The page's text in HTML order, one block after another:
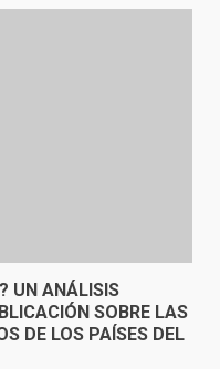
UN ANÁLISIS
SOBRE LAS
DE LOS PAÍSES DEL